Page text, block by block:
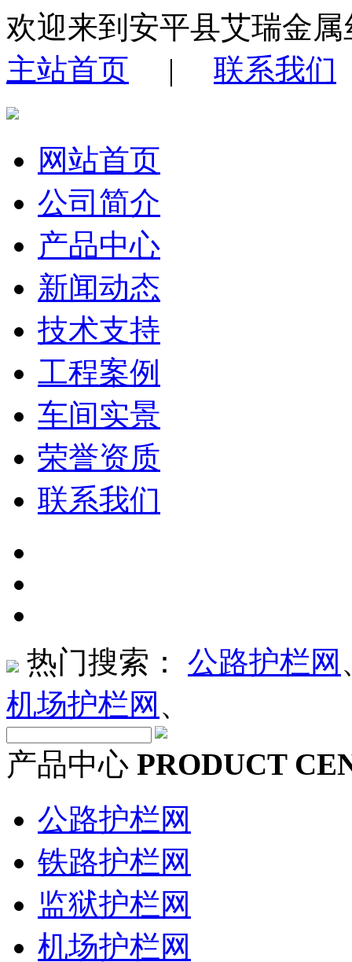
欢迎来到安平县艾瑞金
主站首页 | 联系我们
网站首页
公司简介
产品中心
新闻动态
技术支持
工程案例
车间实景
荣誉资质
联系我们
热门搜索： 公路护栏网
机场护栏网 、
产品中心 PRODUCT
公路护栏网
铁路护栏网
监狱护栏网
机场护栏网